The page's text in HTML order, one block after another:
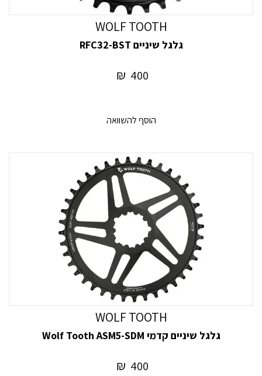
WOLF TOOTH
גלגל שיניים RFC32-BST
400
₪
הוסף להשוואה
WOLF TOOTH
גלגל שיניים קדמי Wolf Tooth ASM5-SDM
400
₪